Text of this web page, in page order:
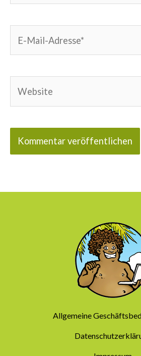
Mail-
Allgemeine